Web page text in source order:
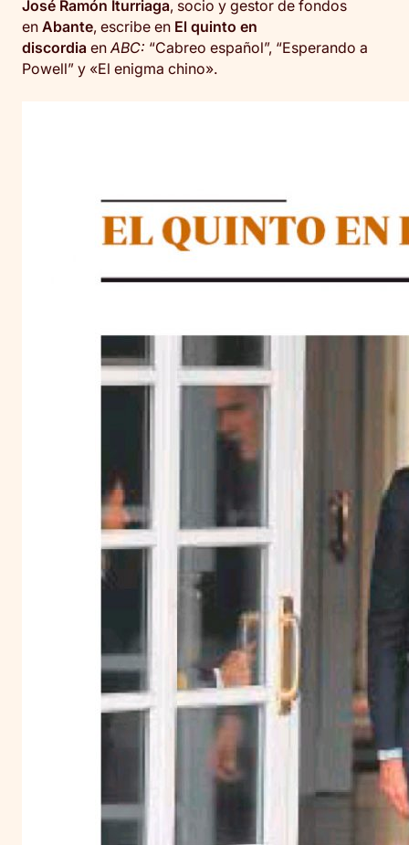
José Ramón Iturriaga, socio y gestor de fondos
en Abante, escribe en El quinto en
discordia en ABC: “Cabreo español”, “Esperando a
Powell” y «El enigma chino».